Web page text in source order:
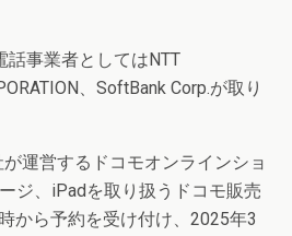
話事業者としてはNTT
、SoftBank Corp.が取り
が運営するドコモオンラインショ
ジ、iPadを取り扱うドコモ販売
から予約を受け付け、2025年3